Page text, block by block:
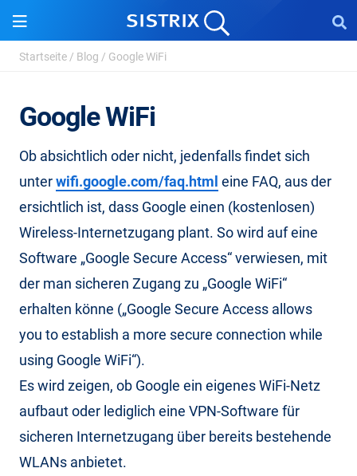
Startseite / Blog / Google WiFi
Google WiFi
Ob absichtlich oder nicht, jedenfalls findet sich
unterwifi.google.com/faq.html eine FAQ, aus der
ersichtlich ist, dass Google einen (kostenlosen)
Wireless-Internetzugang plant. So wird auf eine
Software „Google Secure Access“ verwiesen, mit
der man sicheren Zugang zu „Google WiFi“
erhalten könne („Google Secure Access allows
you to establish a more secure connection while
using Google WiFi“).
Es wird zeigen, ob Google ein eigenes WiFi-Netz
aufbaut oder lediglich eine VPN-Software für
sicheren Internetzugang über bereits bestehende
WLANs anbietet.